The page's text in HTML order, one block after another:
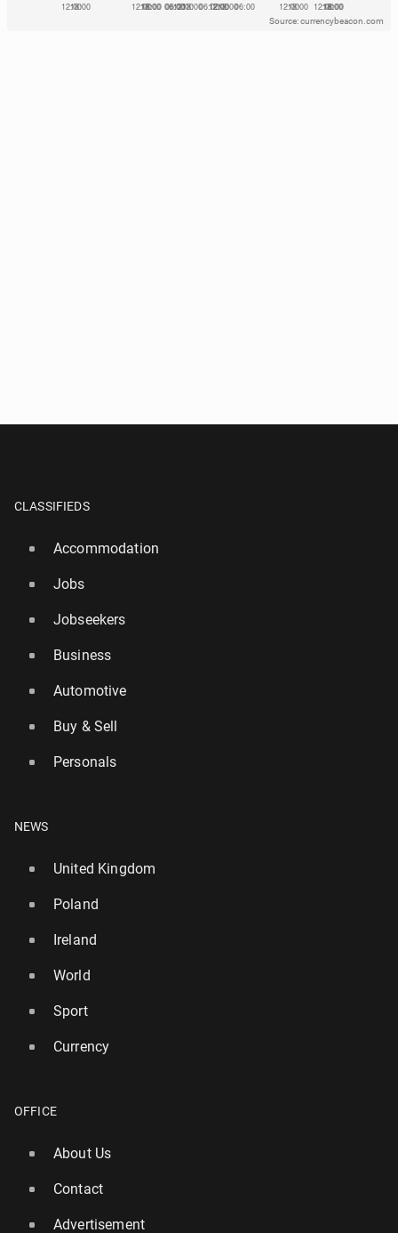
Source: currencybeacon.com
CLASSIFIEDS
Accommodation
Jobs
Jobseekers
Business
Automotive
Buy & Sell
Personals
NEWS
United Kingdom
Poland
Ireland
World
Sport
Currency
OFFICE
About Us
Contact
Advertisement